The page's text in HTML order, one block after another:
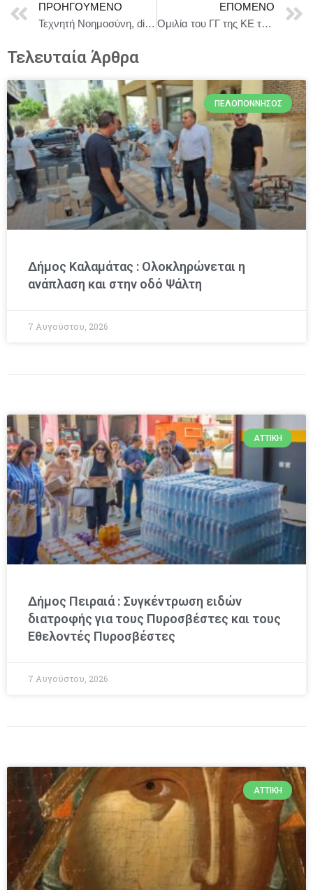
ΠΡΟΗΓΟΎΜΕΝΟ
Τεχνητή Νοημοσύνη, digital finance και τεχνολογική κυριαρχία στο επίκεντρο του Eurogroup και του ECOFIN. Στις Βρυξέλλες ο Κυριάκος Πιερρακάκης
ΕΠΌΜΕΝΟ
Ομιλία του ΓΓ της ΚΕ του ΚΚΕ Δημήτρη Κουτσούμπα στη σύσκεψη σωματείων, συλλόγων και μαζικών φορέων στον Βόλο
Τελευταία Άρθρα
ΠΕΛΟΠΌΝΝΗΣΟΣ
Δήμος Καλαμάτας : Ολοκληρώνεται η
ανάπλαση και στην οδό Ψάλτη
7 Αυγούστου, 2026
ΑΤΤΙΚΉ
Δήμος Πειραιά : Συγκέντρωση ειδών
διατροφής για τους Πυροσβέστες και τους
Εθελοντές Πυροσβέστες
7 Αυγούστου, 2026
ΑΤΤΙΚΉ